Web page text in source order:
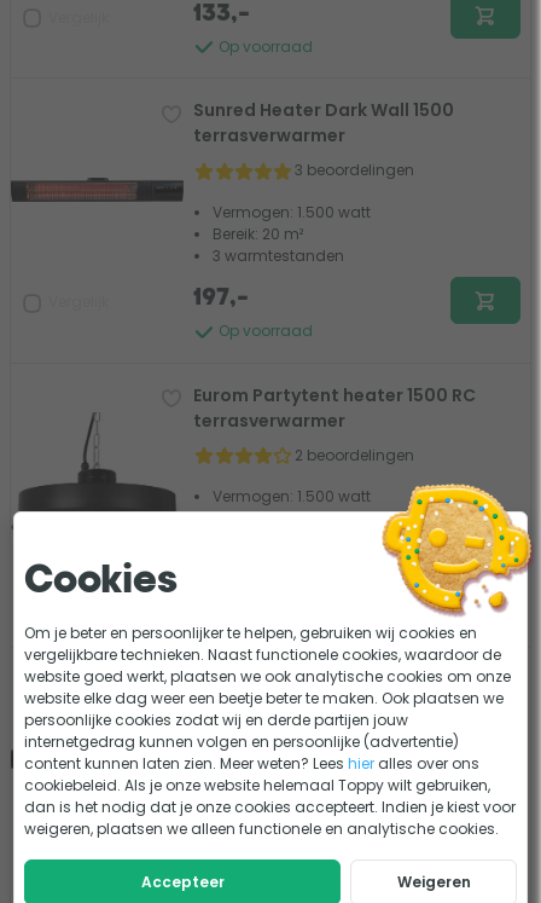
Op voorraad
133,-
Sunred Heater Dark Wall 1500
terrasverwarmer
3 beoordelingen
Vermogen: 1.500 watt
Bereik: 20 m²
3 warmtestanden
Op voorraad
197,-
Vergelijk
Eurom Partytent heater 1500 RC
terrasverwarmer
2 beoordelingen
Vermogen: 1.500 watt
Bereik: 10 m²
Eurom Outdoor Heatpanel 3200RC
terrasverwarmer
0 beoordelingen
Vermogen: 3.200 watt
Bereik: 20 m²
Geeft geen rode gloed
304,-
Cookies
Om je beter en persoonlijker te helpen, gebruiken wij cookies en
vergelijkbare technieken. Naast functionele cookies, waardoor de
website goed werkt, plaatsen we ook analytische cookies om onze
website elke dag weer een beetje beter te maken. Ook plaatsen we
persoonlijke cookies zodat wij en derde partijen jouw
internetgedrag kunnen volgen en persoonlijke (advertentie)
content kunnen laten zien. Meer weten? Leeshier alles over ons
cookiebeleid. Als je onze website helemaal Toppy wilt gebruiken,
dan is het nodig dat je onze cookies accepteert. Indien je kiest voor
weigeren, plaatsen we alleen functionele en analytische cookies.
Accepteer Weigeren